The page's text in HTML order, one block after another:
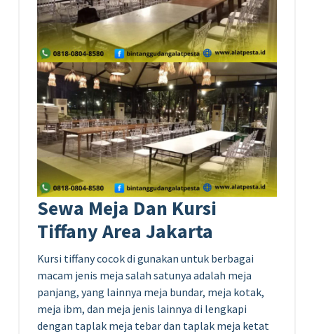
Sewa Meja Dan Kursi
Tiffany Area Jakarta
Kursi tiffany cocok di gunakan untuk berbagai
macam jenis meja salah satunya adalah meja
panjang, yang lainnya meja bundar, meja kotak,
meja ibm, dan meja jenis lainnya di lengkapi
dengan taplak meja tebar dan taplak meja ketat